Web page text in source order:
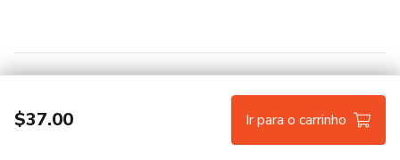
$37.00 Ir para o carrinho
Hotmart — 2011-2026 © Todos os direitos reservados.